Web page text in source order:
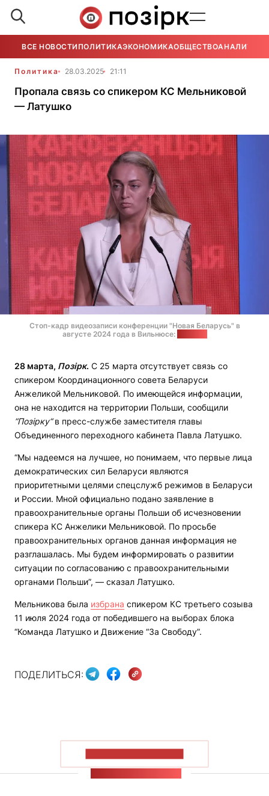
ВСЕ НОВОСТИ ПОЛИТИКАЭКОНОМИКАОБЩЕСТВОАНАЛИТИКА
Политика 28.03.2025 21:11
Пропала связь со спикером КС Мельниковой
— Латушко
Стоп-кадр видеозаписи конференции "Новая Беларусь" в
августе 2024 года в Вильнюсе:
28 марта, Позірк. С 25 марта отсутствует связь со
спикером Координационного совета Беларуси
Анжеликой Мельниковой. По имеющейся информации,
она не находится на территории Польши, сообщили
”Позірку“в пресс-службе заместителя главы
Объединенного переходного кабинета Павла Латушко.
“Мы надеемся на лучшее, но понимаем, что первые лица
демократических сил Беларуси являются
приоритетными целями спецслужб режимов в Беларуси
и России. Мной официально подано заявление в
правоохранительные органы Польши об исчезновении
спикера КС Анжелики Мельниковой. По просьбе
правоохранительных органов данная информация не
разглашалась. Мы будем информировать о развитии
ситуации по согласованию с правоохранительными
органами Польши”, — сказал Латушко.
Мельникова была избрана спикером КС третьего созыва
11 июля 2024 года от победившего на выборах блока
“Команда Латушко и Движение “За Свободу”.
ПОДЕЛИТЬСЯ: